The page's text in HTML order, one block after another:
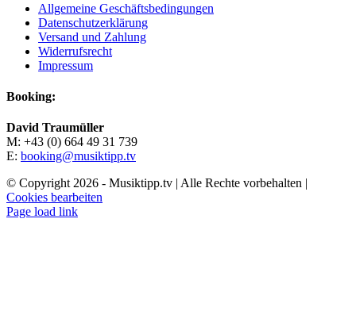
Allgemeine Geschäftsbedingungen
Datenschutzerklärung
Versand und Zahlung
Widerrufsrecht
Impressum
Booking:
David Traumüller
M: +43 (0) 664 49 31 739
E: booking@musiktipp.tv
© Copyright 2026 - Musiktipp.tv | Alle Rechte vorbehalten |
Cookies bearbeiten
Facebook
Instagram
YouTube
Page load link